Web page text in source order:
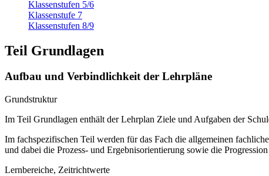
Klassenstufen 5/6
Klassenstufe 7
Klassenstufen 8/9
Teil Grundlagen
Aufbau und Verbindlichkeit der Lehrpläne
Grundstruktur
Im Teil Grundlagen enthält der Lehrplan Ziele und Aufgaben der
Im fachspezifischen Teil werden für das Fach die allgemeinen
und dabei die Prozess- und Ergebnisorientierung sowie die
Lernbereiche, Zeitrichtwerte